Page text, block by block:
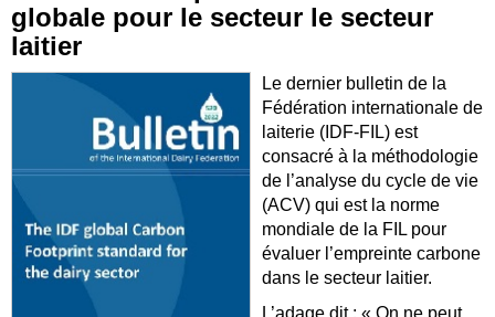
globale pour le secteur le secteur
laitier
Le dernier bulletin de la
Fédération internationale de
laiterie (IDF-FIL) est
consacré à la méthodologie
de l’analyse du cycle de vie
(ACV) qui est la norme
mondiale de la FIL pour
évaluer l’empreinte carbone
dans le secteur laitier.
L’adage dit : « On ne peut